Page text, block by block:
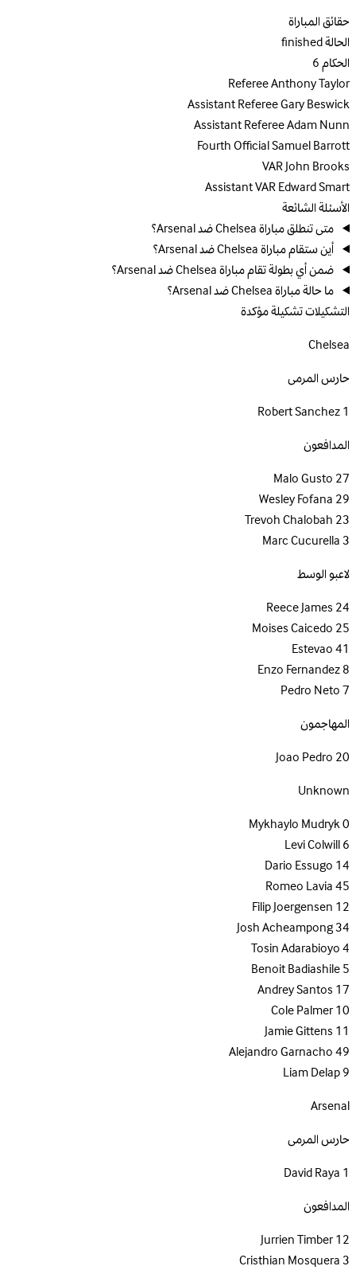
حقائق المباراة
الحالةfinished
الحكام6
RefereeAnthony Taylor
Assistant RefereeGary Beswick
Assistant RefereeAdam Nunn
Fourth OfficialSamuel Barrott
VARJohn Brooks
Assistant VAREdward Smart
الأسئلة الشائعة
متى تنطلق مباراة Chelsea ضد Arsenal؟
أين ستقام مباراة Chelsea ضد Arsenal؟
ضمن أي بطولة تقام مباراة Chelsea ضد Arsenal؟
ما حالة مباراة Chelsea ضد Arsenal؟
التشكيلاتتشكيلة مؤكدة
Chelsea
حارس المرمى
1
Robert Sanchez
المدافعون
27
Malo Gusto
29
Wesley Fofana
23
Trevoh Chalobah
3
Marc Cucurella
لاعبو الوسط
24
Reece James
25
Moises Caicedo
41
Estevao
8
Enzo Fernandez
7
Pedro Neto
المهاجمون
20
Joao Pedro
Unknown
0
Mykhaylo Mudryk
6
Levi Colwill
14
Dario Essugo
45
Romeo Lavia
12
Filip Joergensen
34
Josh Acheampong
4
Tosin Adarabioyo
5
Benoit Badiashile
17
Andrey Santos
10
Cole Palmer
11
Jamie Gittens
49
Alejandro Garnacho
9
Liam Delap
Arsenal
حارس المرمى
1
David Raya
المدافعون
12
Jurrien Timber
3
Cristhian Mosquera